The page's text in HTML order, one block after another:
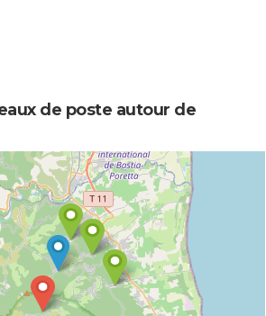
de poste autour de